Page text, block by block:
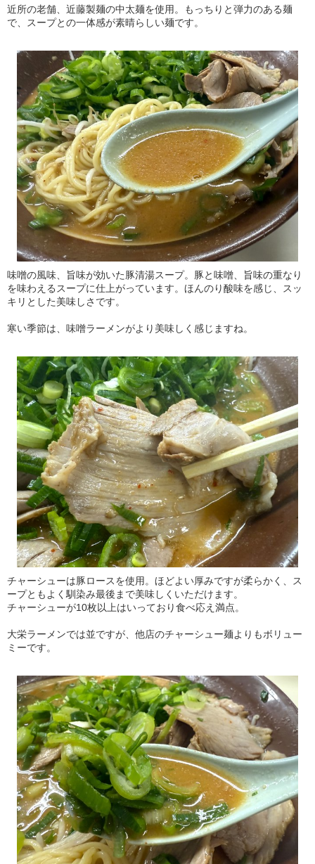
近所の老舗、近藤製麺の中太麺を使用。もっちりと弾力のある麺
で、スープとの一体感が素晴らしい麺です。
味噌の風味、旨味が効いた豚清湯スープ。豚と味噌、旨味の重なり
を味わえるスープに仕上がっています。ほんのり酸味を感じ、スッ
キリとした美味しさです。
寒い季節は、味噌ラーメンがより美味しく感じますね。
チャーシューは豚ロースを使用。ほどよい厚みですが柔らかく、ス
ープともよく馴染み最後まで美味しくいただけます。
チャーシューが10枚以上はいっており食べ応え満点。
大栄ラーメンでは並ですが、他店のチャーシュー麺よりもボリュー
ミーです。